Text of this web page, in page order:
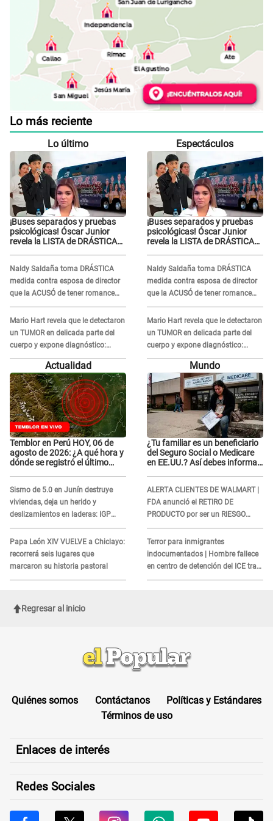
Lo más reciente
Lo último
¡Buses separados y pruebas
psicológicas! Óscar Junior
revela la LISTA de DRÁSTICAS
Naldy Saldaña
Naldy Saldaña toma DRÁSTICA
medida contra esposa de director
que la ACUSÓ de tener romance
con él: "Muy triste..."
Mario Hart revela que le detectaron
un TUMOR en delicada parte del
cuerpo y expone diagnóstico:
"Dolores muy fuertes..."
Espectáculos
¡Buses separados y pruebas
psicológicas! Óscar Junior
revela la LISTA de DRÁSTICAS
Naldy Saldaña
Naldy Saldaña toma DRÁSTICA
medida contra esposa de director
que la ACUSÓ de tener romance
con él: "Muy triste..."
Mario Hart revela que le detectaron
un TUMOR en delicada parte del
cuerpo y expone diagnóstico:
"Dolores muy fuertes..."
Actualidad
Temblor en Perú HOY, 06 de
agosto de 2026: ¿A qué hora y
dónde se registró el último
Sismo de 5.0 en Junín destruye
viviendas, deja un herido y
deslizamientos en laderas: IGP
alerta sobre posibles réplicas
Papa León XIV VUELVE a Chiclayo:
recorrerá seis lugares que
marcaron su historia pastoral
Mundo
¿Tu familiar es un beneficiario
del Seguro Social o Medicare
en EE.UU.? Así debes informar
ALERTA CLIENTES DE WALMART |
FDA anunció el RETIRO DE
PRODUCTO por ser un RIESGO
MORTAL para consumidores: ¿Cuál
es?
Terror para inmigrantes
indocumentados | Hombre fallece
en centro de detención del ICE tras
sufrir una "emergencia médica"
Regresar al inicio
Quiénes somos Contáctanos
Políticas y Estándares
Términos de uso
Enlaces de interés
Redes Sociales